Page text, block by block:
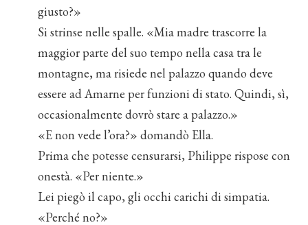
giusto?»
Si strinse nelle spalle. «Mia madre trascorre la
maggior parte del suo tempo nella casa tra le
montagne, ma risiede nel palazzo quando deve
essere ad Amarne per funzioni di stato. Quindi, sì,
occasionalmente dovrò stare a palazzo.»
«E non vede l’ora?» domandò Ella.
Prima che potesse censurarsi, Philippe rispose con
onestà. «Per niente.»
Lei piegò il capo, gli occhi carichi di simpatia.
«Perché no?»